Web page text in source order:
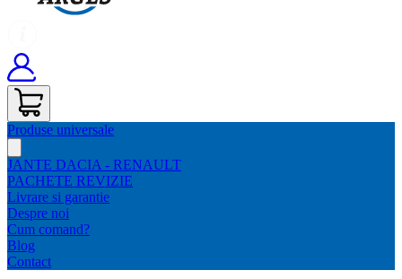
Produse universale
JANTE DACIA - RENAULT
PACHETE REVIZIE
Livrare si garantie
Despre noi
Cum comand?
Blog
Contact